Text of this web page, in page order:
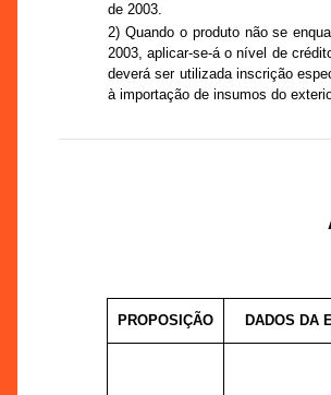
de 2003.
2) Quando o produto não se
2003, aplicar-se-á o nível de
deverá ser utilizada inscrição
à importação de insumos do
PROPOSIÇÃO DADOS DA